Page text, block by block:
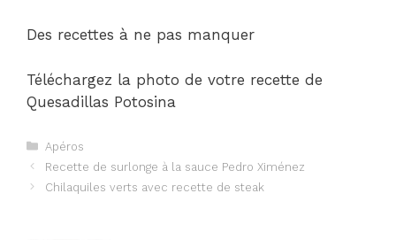
Des recettes à ne pas manquer
Téléchargez la photo de votre recette de
Quesadillas Potosina
Catégories
Apéros
Navigation
des
Recette de surlonge à la sauce Pedro Ximénez
Chilaquiles verts avec recette de steak